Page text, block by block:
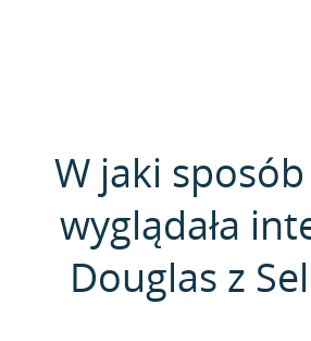
W jaki
wyglądała
Douglas z